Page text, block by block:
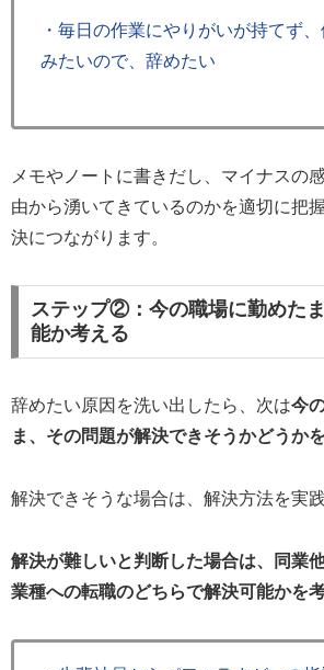
・毎日の作業にやりがいが持てず
みたいので、辞めたい
メモやノートに書きだし、マイナスの
由から湧いてきているのかを適切に把
決につながります。
ステップ②：今の職場に勤めた
能か考える
辞めたい原因を洗い出したら、次は今
ま、その問題が解決できそうかどうか
解決できそうな場合は、解決方法を実践
解決が難しいと判断した場合は、同業
業種への転職のどちらで解決可能かを